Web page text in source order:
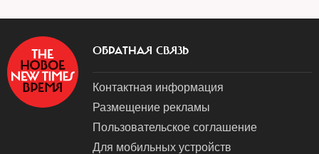
ОБРАТНАЯ СВЯЗЬ
Контактная информация
Размещение рекламы
Пользовательское соглашение
Для мобильных устройств